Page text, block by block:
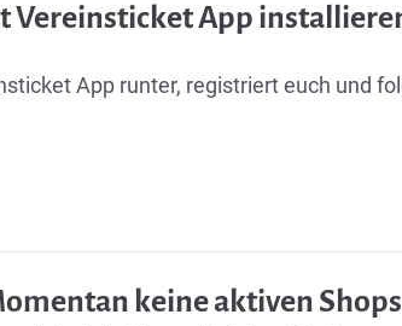
Vereinsticket App
App runter, registriert euch und
keine aktiven